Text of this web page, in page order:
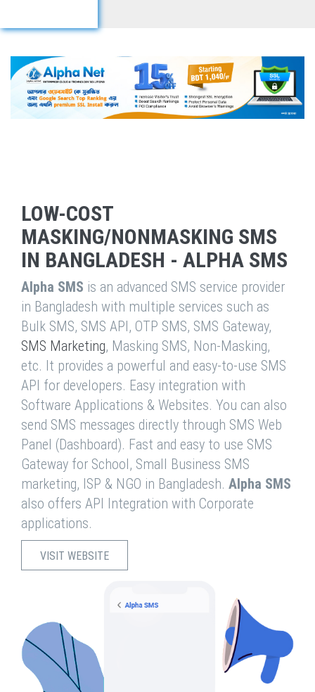
LOW-COST
MASKING/NONMASKING SMS
IN BANGLADESH - ALPHA SMS
Alpha SMS is an advanced SMS service provider
in Bangladesh with multiple services such as
Bulk SMS, SMS API, OTP SMS, SMS Gateway,
SMS Marketing, Masking SMS, Non-Masking,
etc. It provides a powerful and easy-to-use SMS
API for developers. Easy integration with
Software Applications & Websites. You can also
send SMS messages directly through SMS Web
Panel (Dashboard). Fast and easy to use SMS
Gateway for School, Small Business SMS
marketing, ISP & NGO in Bangladesh. Alpha SMS
also offers API Integration with Corporate
applications.
VISIT WEBSITE